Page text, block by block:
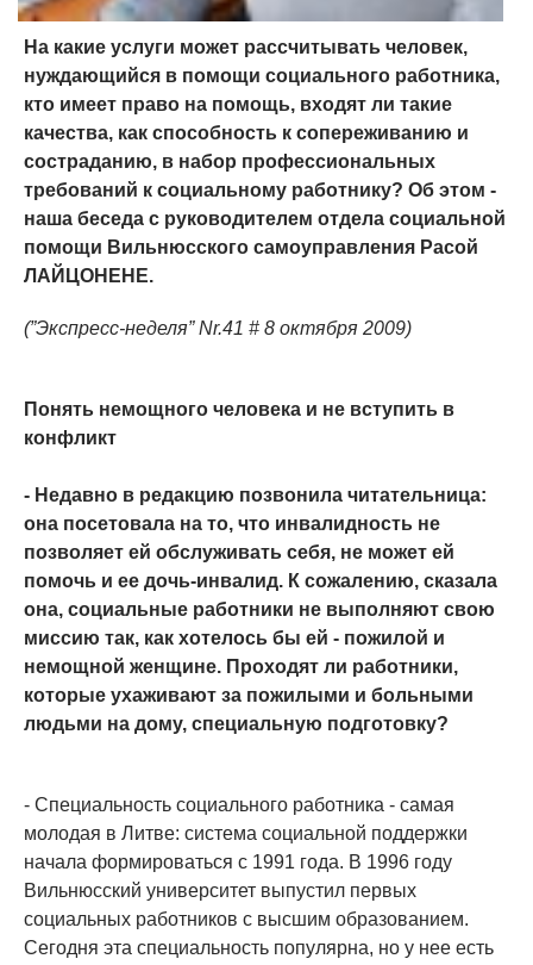
На какие услуги может рассчитывать человек,
нуждающийся в помощи социального работника,
кто имеет право на помощь, входят ли такие
качества, как способность к сопереживанию и
состраданию, в набор профессиональных
требований к социальному работнику? Об этом -
наша беседа с руководителем отдела социальной
помощи Вильнюсского самоуправления Расой
ЛАЙЦОНЕНЕ.
(”Экспресс-неделя” Nr.41 # 8 октября 2009)
Понять немощного человека и не вступить в
конфликт
- Недавно в редакцию позвонила читательница:
она посетовала на то, что инвалидность не
позволяет ей обслуживать себя, не может ей
помочь и ее дочь-инвалид. К сожалению, сказала
она, социальные работники не выполняют свою
миссию так, как хотелось бы ей - пожилой и
немощной женщине. Проходят ли работники,
которые ухаживают за пожилыми и больными
людьми на дому, специальную подготовку?
- Специальность социального работника - самая
молодая в Литве: система социальной поддержки
начала формироваться с 1991 года. В 1996 году
Вильнюсский университет выпустил первых
социальных работников с высшим образованием.
Сегодня эта специальность популярна, но у нее есть